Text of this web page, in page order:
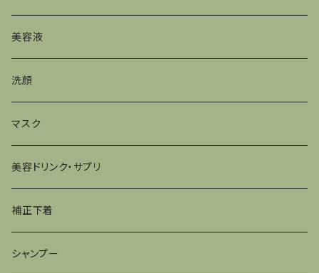
美容液
洗顔
マスク
美容ドリンク・サプリ
補正下着
シャンプー